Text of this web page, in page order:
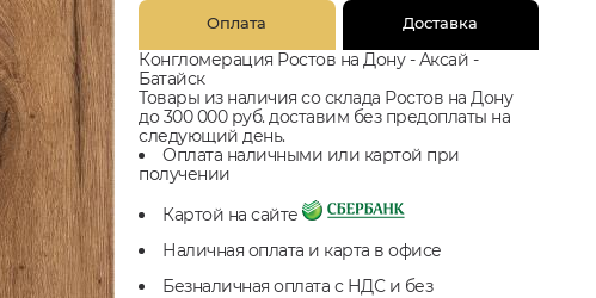
Оплата Доставка
Конгломерация Ростов на Дону - Аксай -
Батайск
Товары из наличия со склада Ростов на Дону
до 300 000 руб. доставим без предоплаты на
следующий день.
Оплата наличными или картой при
получении
Картой на сайте
Наличная оплата и карта в офисе
Безналичная оплата с НДС и без